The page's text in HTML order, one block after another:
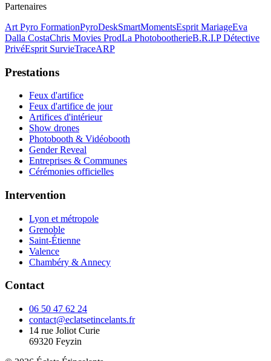
Partenaires
Art Pyro FormationPyroDeskSmartMomentsEsprit MariageEva
Dalla CostaChris Movies ProdLa PhotobootherieB.R.I.P Détective
PrivéEsprit SurvieTraceARP
Prestations
Feux d'artifice
Feux d'artifice de jour
Artifices d'intérieur
Show drones
Photobooth & Vidéobooth
Gender Reveal
Entreprises & Communes
Cérémonies officielles
Intervention
Lyon et métropole
Grenoble
Saint-Étienne
Valence
Chambéry & Annecy
Contact
06 50 47 62 24
contact@eclatsetincelants.fr
14 rue Joliot Curie
69320 Feyzin